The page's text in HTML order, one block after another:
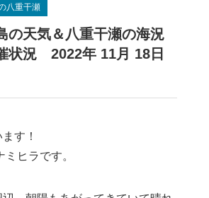
八重干瀬
の天気＆八重干瀬の海況
状況 2022年 11月 18日
す！
ヒラです。